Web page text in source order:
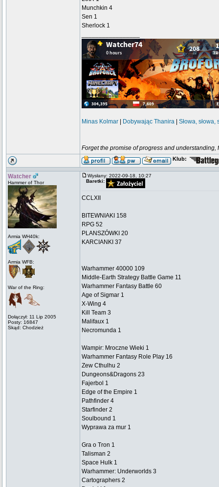
Munchkin 4
Sen 1
Sherlock 1
Minas Kolmar Dobywając Thanira Słowa, słowa,
Forget the promise of progress and
Klub:
Watcher
Hammer of Thor
Armia WH40k:
Armia WFB:
War of the Ring:
Dołączył: 11 Lip 2005
Posty: 16847
Skąd: Chodzież
Wysłany: 2022-09-18, 10:27
Baretki:
CCLXII
BITEWNIAKI 158
RPG 52
PLANSZÓWKI 20
KARCIANKI 37
Warhammer 40000 109
Middle-Earth Strategy Battle Game 11
Warhammer Fantasy Battle 60
Age of Sigmar 1
X-Wing 4
Kill Team 3
Malifaux 1
Necromunda 1
Wampir: Mroczne Wieki 1
Warhammer Fantasy Role Play 16
Zew Cthulhu 2
Dungeons&Dragons 23
Fajerbol 1
Edge of the Empire 1
Pathfinder 4
Starfinder 2
Soulbound 1
Wyprawa za mur 1
Gra o Tron 1
Talisman 2
Space Hulk 1
Warhammer: Underworlds 3
Cartographers 2